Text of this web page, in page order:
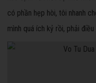
có phần hẹp hòi, tôi nhanh
mình quá ích kỷ rồi, phải